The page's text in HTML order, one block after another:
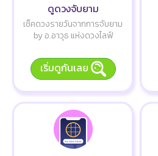
ดูดวงจับยาม
เช็คดวงรายวันจากการจับยาม
by อ.อาวุธ แห่งดวงไลฟ์
เริ่มดูกันเลย